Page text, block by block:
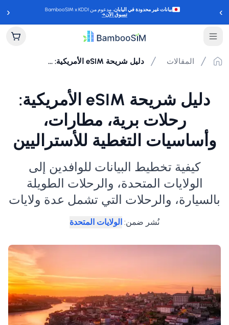
‹ بيانات غير محدودة في اليابان، مدعوم من BambooSIM x KDDI
تسوق الآن→ ›
المقالات دليل شريحة eSIM الأمريكية: رحلات برية، مطارات، وأساسيات التغطية للأستراليين
دليل شريحة eSIM الأمريكية:
رحلات برية، مطارات،
وأساسيات التغطية للأستراليين
كيفية تخطيط البيانات للوافدين إلى
الولايات المتحدة، والرحلات الطويلة
بالسيارة، والرحلات التي تشمل عدة ولايات
نُشر ضمن: الولايات المتحدة